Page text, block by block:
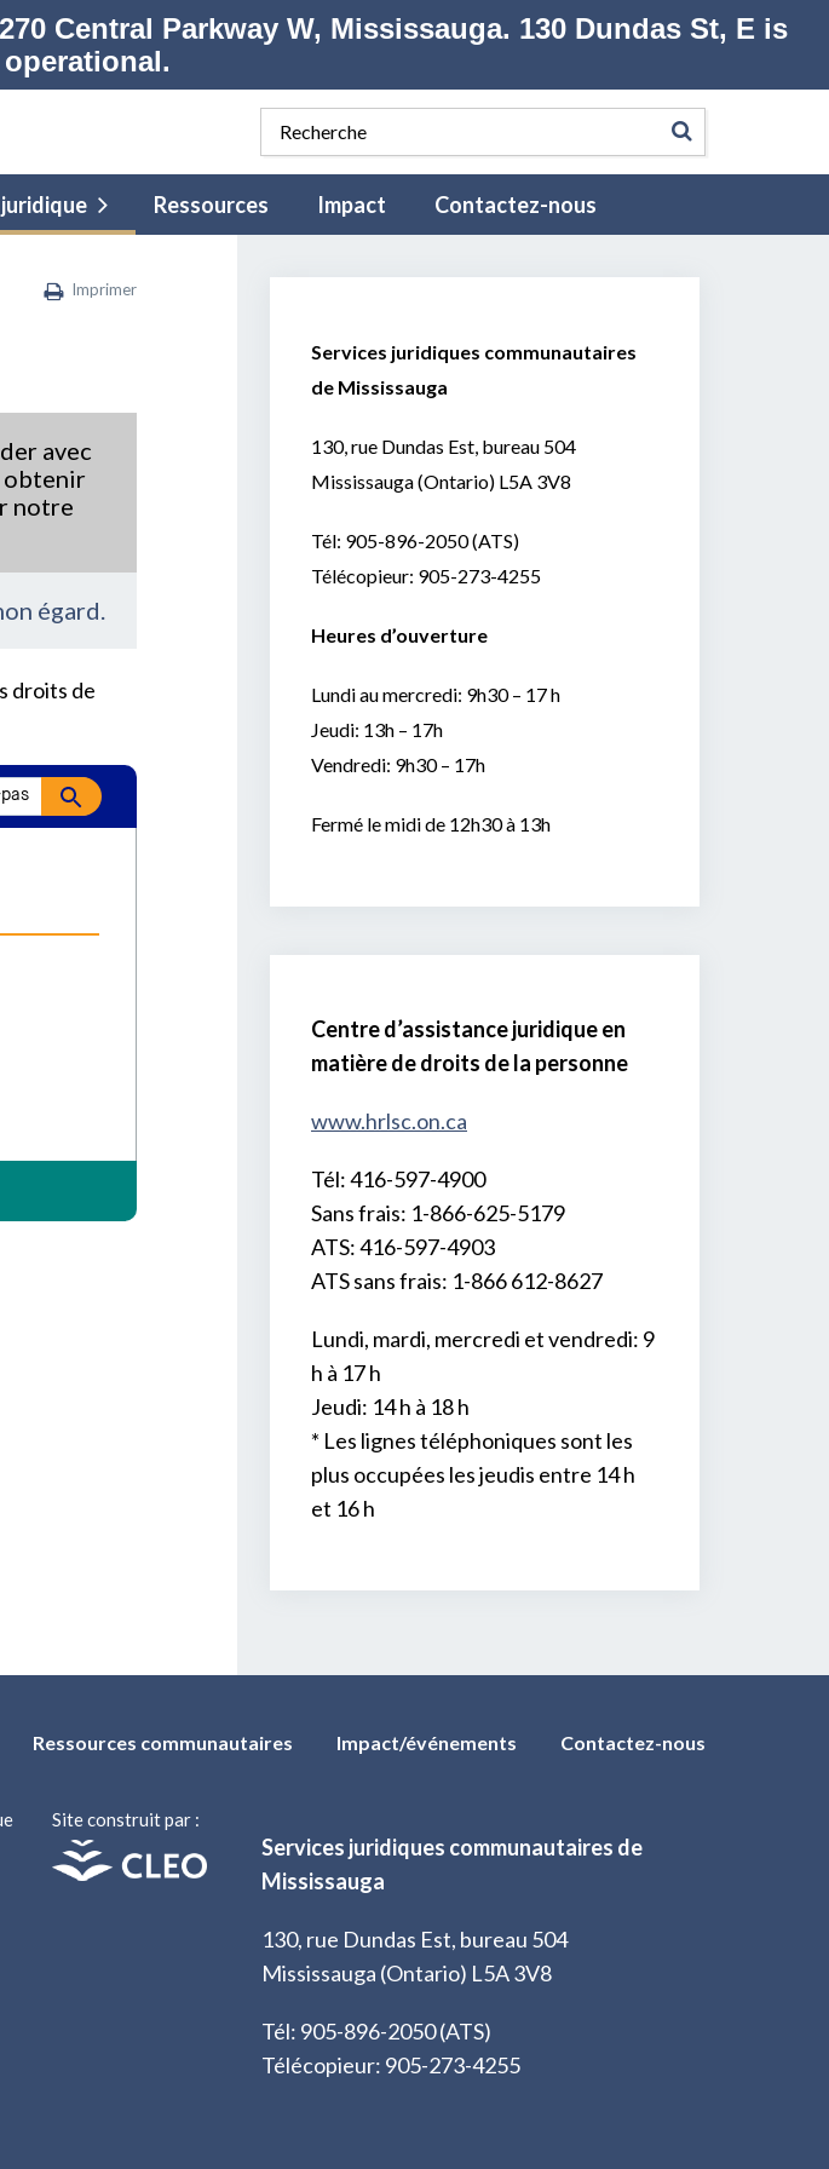
Central Parkway W, Mississauga. 130 Dundas St, E is
Partager English
Ressources Impact Contactez-nous
Imprimer
avec
obtenir
notre
égard.
droits de
Services juridiques communautaires
de Mississauga
130, rue Dundas Est, bureau 504
Mississauga (Ontario) L5A 3V8
Tél: 905-896-2050(ATS)
Télécopieur: 905-273-4255
Heures d’ouverture
Lundi au mercredi: 9h30 – 17 h
Jeudi: 13h – 17h
Vendredi: 9h30 – 17h
Fermé le midi de 12h30 à 13h
Centre d’assistance juridique en
matière de droits de la personne
www.hrlsc.on.ca
Tél: 416-597-4900
Sans frais: 1-866-625-5179
ATS: 416-597-4903
ATS sans frais: 1-866 612-8627
Lundi, mardi, mercredi et vendredi: 9
h à 17 h
Jeudi: 14 h à 18 h
* Les lignes téléphoniques sont les
plus occupées les jeudis entre 14 h
et 16 h
Ressources communautaires Impact/événements Contactez-nous
Site construit par :
Services juridiques communautaires de
Mississauga
130, rue Dundas Est, bureau 504
Mississauga (Ontario) L5A 3V8
Tél: 905-896-2050 (ATS)
Télécopieur: 905-273-4255